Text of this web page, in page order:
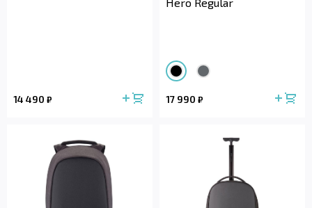
14 490 ₽ 17 990 ₽